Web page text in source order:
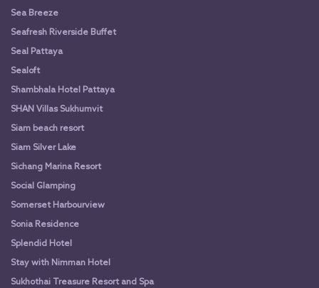
Sea Breeze
Seafresh Riverside Buffet
Seal Pattaya
Sealoft
Shambhala Hotel Pattaya
SHAN Villas Sukhumvit
Siam beach resort
Siam Silver Lake
Sichang Marina Resort
Social Glamping
Somerset Harbourview
Sonia Residence
Splendid Hotel
Stay with Nimman Hotel
Sukhothai Treasure Resort and Spa